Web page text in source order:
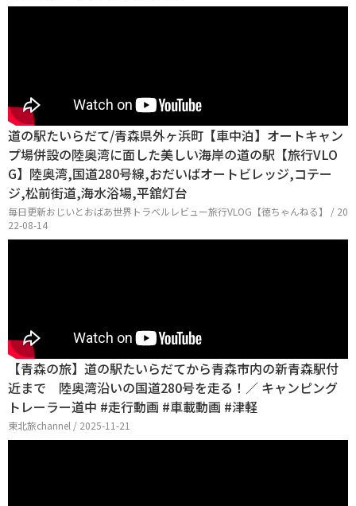
道の駅たいらだて/青森県外ヶ浜町【車中泊】オートキャン
プ場併設の陸奥湾に面した美しい海岸の道の駅【旅行VLO
G】陸奥湾,国道280号線,おだいばオートビレッジ,コテー
ジ,松前街道,海水浴場,平舘灯台
毎日更新おじいとおばあ世界トラベルレビュー旅行VLOG【徳ちゃんねる】 / 20
22-08-14
【青森の旅】道の駅たいらだてから青森市内の新青森駅付
近まで 陸奥湾沿いの国道280号を走る！／ キャンピング
トレーラー道中 #走行動画 #車載動画 #津軽
東北旅channel / 2025-11-21